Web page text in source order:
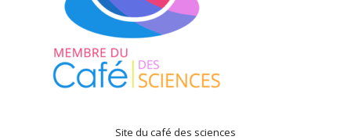
Site du café des sciences